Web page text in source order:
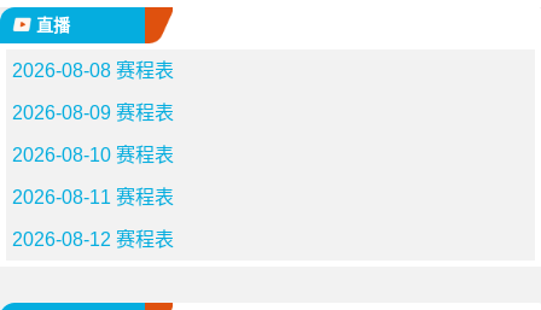
直播
2026-08-08 赛程表
2026-08-09 赛程表
2026-08-10 赛程表
2026-08-11 赛程表
2026-08-12 赛程表